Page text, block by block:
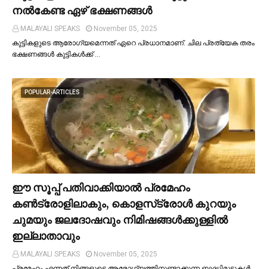
നല്‍കേണ്ട ഏഴ് ഭക്ഷണങ്ങള്‍
MALAYALI SPEAKS
November 05, 2025
കുട്ടികളുടെ ആരോഗ്യമെന്നത് ഏറെ പ്രധാനമാണ്. ചില പ്രത്യേക തരം
ഭക്ഷണങ്ങള്‍ കുട്ടികള്‍ക്ക് …
POPULAR-ARTICLES
ഈ സൂപ്പ് പതിവാക്കിയാല്‍ പ്രമേഹം
കണ്‍ട്രോളിലാകും, കൊളസ്‌ട്രോള്‍ കുറയും
ചുമയും ജലദോഷവും നിമിഷങ്ങള്‍ക്കുള്ളില്‍
ഇല്ലാതാവും
MALAYALI SPEAKS
November 05, 2025